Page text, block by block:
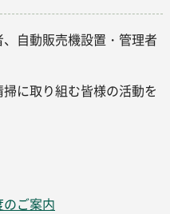
自動販売機設置・管理者
に取り組む皆様の活動を
ご案内